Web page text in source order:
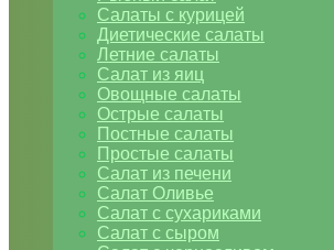
Салаты с курицей
Диетические салаты
Летние салаты
Салат из яиц
Овощные салаты
Острые салаты
Постные салаты
Простые салаты
Салат из печени
Салат Оливье
Салат с сухариками
Салат с сыром